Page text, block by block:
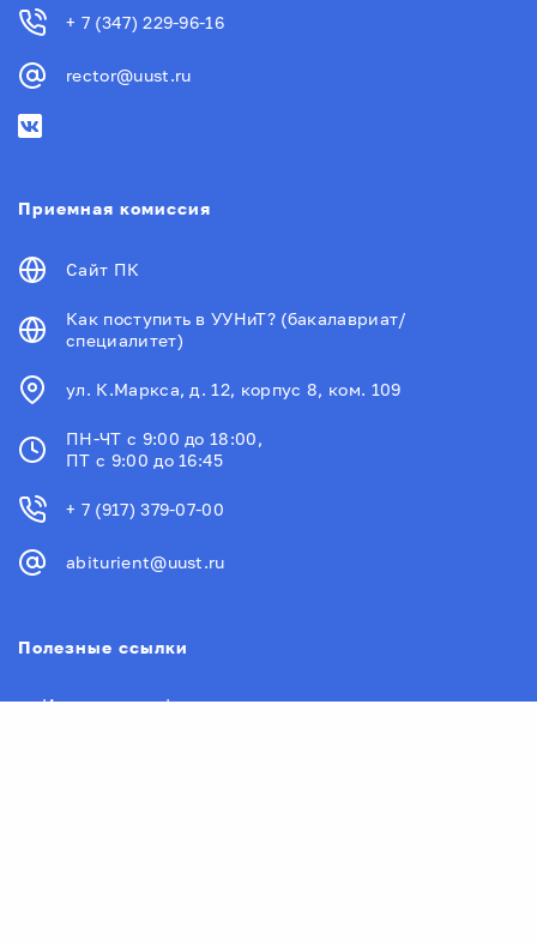
+ 7 (347) 229-96-16
rector@uust.ru
Приемная комиссия
Сайт ПК
Как поступить в УУНиТ? (бакалавриат/
специалитет)
ул. К.Маркса, д. 12, корпус 8, ком. 109
ПН-ЧТ с 9:00 до 18:00,
ПТ с 9:00 до 16:45
+ 7 (917) 379-07-00
abiturient@uust.ru
Полезные ссылки
Институты и факультеты